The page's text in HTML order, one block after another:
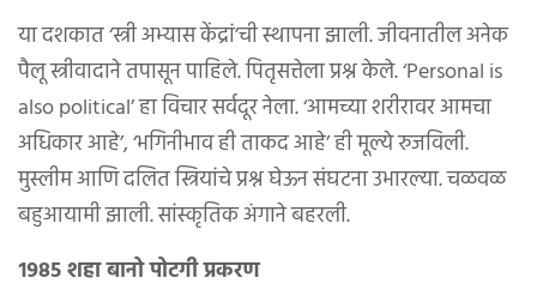
या दशकात ‘स्त्री अभ्यास केंद्रां’ची स्थापना झाली. जीवनातील अनेक
पैलू स्त्रीवादाने तपासून पाहिले. पितृसत्तेला प्रश्न केले. ‘Personal is
also political’ हा विचार सर्वदूर नेला. ‘आमच्या शरीरावर आमचा
अधिकार आहे’, ‘भगिनीभाव ही ताकद आहे’ ही मूल्ये रुजविली.
मुस्लीम आणि दलित स्त्रियांचे प्रश्न घेऊन संघटना उभारल्या. चळवळ
बहुआयामी झाली. सांस्कृतिक अंगाने बहरली.
१९८५ शहा बानो पोटगी प्रकरण